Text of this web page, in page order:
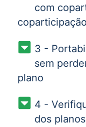
com
coparticipação
3 -
sem
plano
4 -
dos